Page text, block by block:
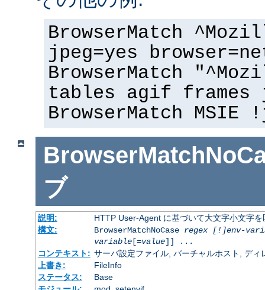
BrowserMatch
jpeg=yes
BrowserMatch
tables agif frames
BrowserMatch
ブ
説明:
HTTP User-Agent に基づいて大文字小文字
構文:
BrowserMatchNoCase regex [!]env-
variable[=value]] ...
コンテキスト: サーバ設定ファイル, バーチャルホスト, ディ
上書き:
FileInfo
ステータス:
Base